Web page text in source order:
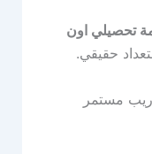
تحصيلي اون
حقيقي.
مستمر